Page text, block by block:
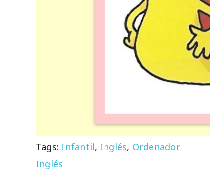
Tags: Infantil, Inglés, Ordenador
Inglés